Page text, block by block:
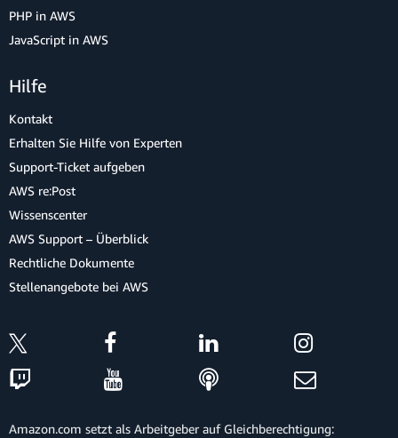
PHP in AWS
JavaScript in AWS
Hilfe
Kontakt
Erhalten Sie Hilfe von Experten
Support-Ticket aufgeben
AWS re:Post
Wissenscenter
AWS Support – Überblick
Rechtliche Dokumente
Stellenangebote bei AWS
Amazon.com setzt als Arbeitgeber auf Gleichberechtigung: